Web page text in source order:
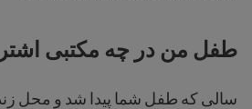
طفل من در چه مکتبی
سالی که طفل شما پیدا شد و محل